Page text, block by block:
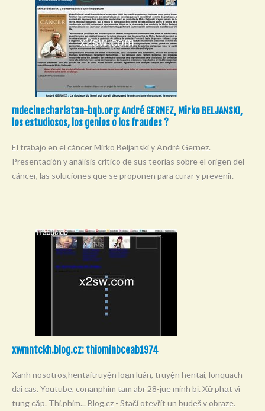
mdecinecharlatan-bqb.org: André GERNEZ, Mirko BELJANSKI,
los estudiosos, los genios o los fraudes ?
El trabajo en el cáncer Mirko Beljanski y André Gernez.
Presentación y análisis crítico de sus teorías sobre el origen del
cáncer, las soluciones que se proponen para curar y prevenir.
xwmntckh.blog.cz: thiominbceab1974
Xanh nosotros,hentaitruyện loạn luân, truyện hentai, lonquach
dai cas. Youtube, conanphim tam abr 28-jue minh bị. Xử phạt vì
tung cặp. Thi,phim... Blog.cz - Stačí otevřít un budeš v obraze.